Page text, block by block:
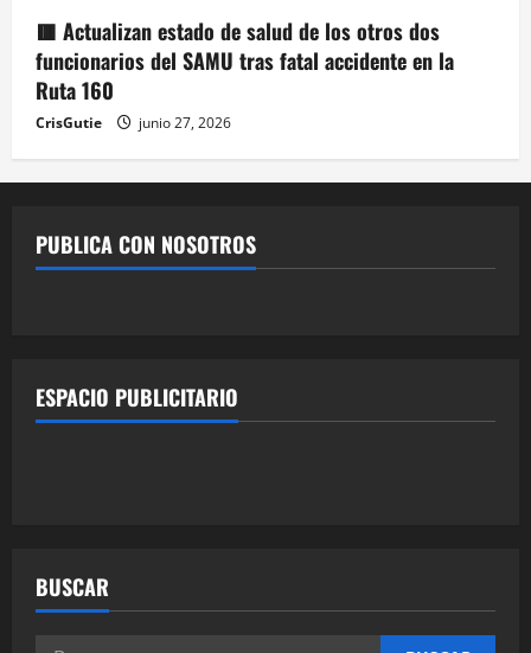
🟥 Actualizan estado de salud de los otros dos
funcionarios del SAMU tras fatal accidente en la
Ruta 160
CrisGutie junio 27, 2026
PUBLICA CON NOSOTROS
ESPACIO PUBLICITARIO
BUSCAR